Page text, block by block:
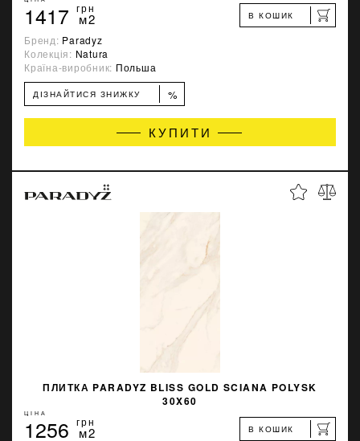
1417 грн
м2 В КОШИК
Бренд: Paradyz
Колекція: Natura
Країна-виробник: Польша
ДІЗНАЙТИСЯ ЗНИЖКУ %
КУПИТИ
ПЛИТКА PARADYZ BLISS GOLD SCIANA POLYSK
30X60
ЦІНА
1256 грн
м2 В КОШИК